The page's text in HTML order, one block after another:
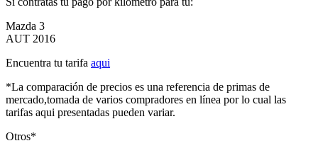
Mazda 3
AUT 2016
Encuentra tu tarifa aqui
*La comparación de precios es una referencia de primas de
mercado,tomada de varios compradores en línea por lo cual las
tarifas aqui presentadas pueden variar.
Otros*